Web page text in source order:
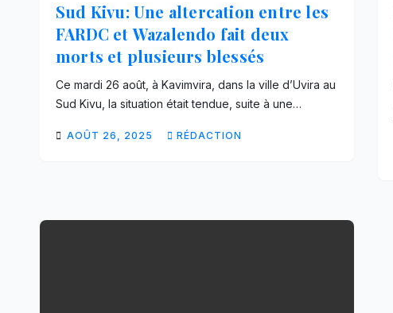
Sud Kivu: Une altercation entre les
FARDC et Wazalendo fait deux
morts et plusieurs blessés
Ce mardi 26 août, à Kavimvira, dans la ville d’Uvira au
Sud Kivu, la situation était tendue, suite à une…
AOÛT 26, 2025 RÉDACTION